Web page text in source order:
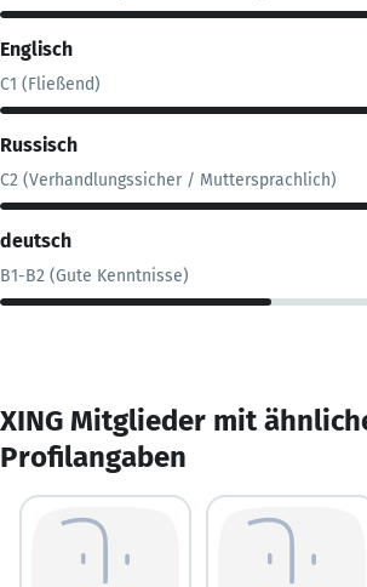
Englisch
C1 (Fließend)
Russisch
C2 (Verhandlungssicher / Muttersprachlich)
deutsch
B1-B2 (Gute Kenntnisse)
XING Mitglieder mit
Profilangaben